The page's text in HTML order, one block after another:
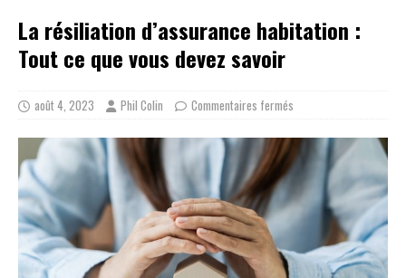
La résiliation d’assurance habitation :
Tout ce que vous devez savoir
août 4, 2023 Phil Colin Commentaires fermés